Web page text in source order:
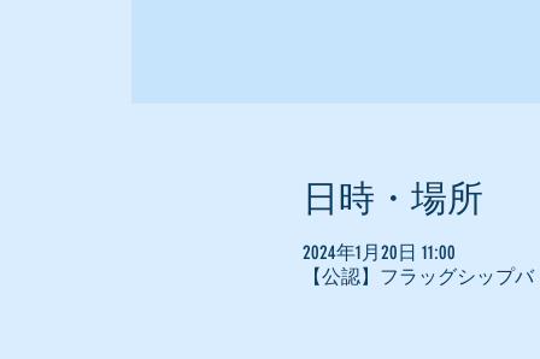
日時・場所
2024年1月20日 11:00
【公認】フラッグシップ